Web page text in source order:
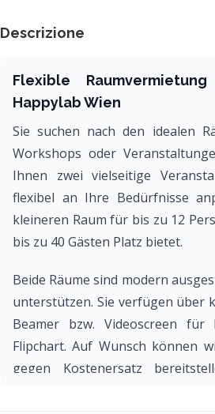
Descrizione
Flexible
Happylab Wien
Sie suchen nach den idealen
Workshops oder
Ihnen zwei vielseitige
flexibel an Ihre Bedürfnisse
kleineren Raum für bis zu 12
bis zu 40 Gästen Platz bietet.
Beide Räume sind modern
unterstützen. Sie verfügen über
Beamer bzw. Videoscreen für
Flipchart. Auf Wunsch können
gegen Kostenersatz